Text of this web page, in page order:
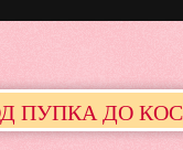
ПУПКА ДО